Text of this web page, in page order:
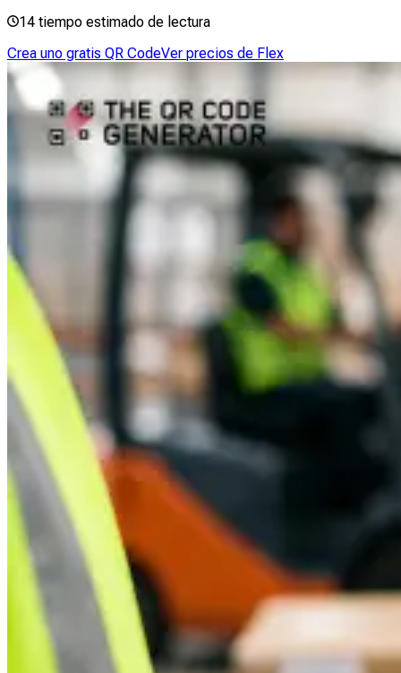
14 tiempo estimado de lectura
Crea uno gratis QR CodeVer precios de Flex